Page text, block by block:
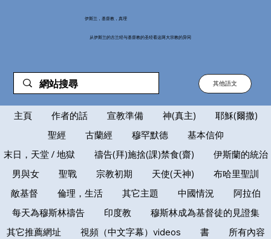
伊斯兰，基督教，真理
从伊斯兰的古兰经与基督教的圣经看这两大宗教的异同
其他語文
主頁 作者的話 宣教準備 神(真主)
耶穌(爾撒)
聖經
古蘭經 穆罕默德
基本信仰
末日，天堂 / 地獄
禱告(拜)施捨(課)禁食(齋)
伊斯蘭的統治
男與女
聖戰 宗教初期 天使(天神)
布哈里聖訓
敵基督
倫理，生活 其它主題 中國情況
阿拉伯
每天為穆斯林禱告
印度教
穆斯林成為基督徒的見證集
其它推薦網址
視頻（中文字幕）videos 書
所有內容